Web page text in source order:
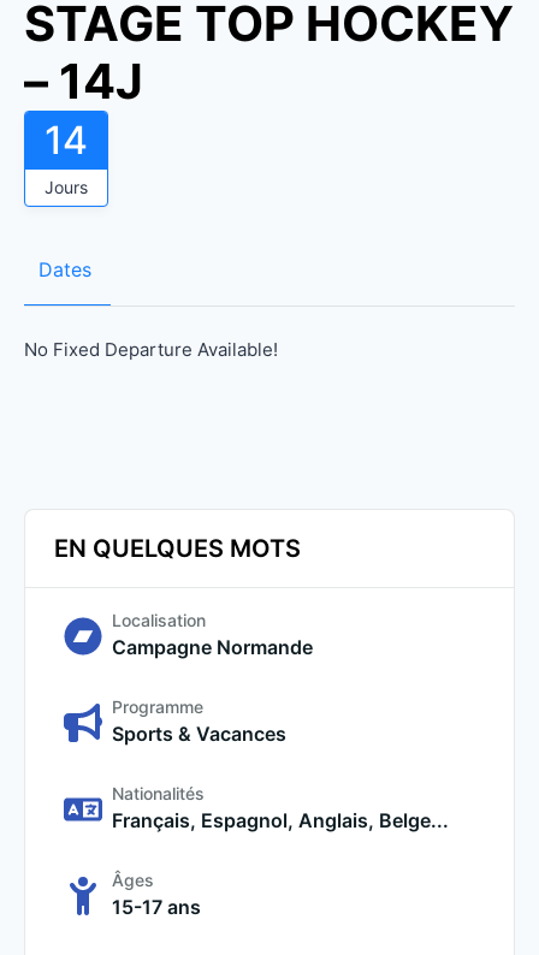
STAGE TOP HOCKEY
– 14J
14
Jours
Dates
No Fixed Departure Available!
EN QUELQUES MOTS
Localisation
Campagne Normande
Programme
Sports & Vacances
Nationalités
Français, Espagnol, Anglais, Belge...
Âges
15-17 ans